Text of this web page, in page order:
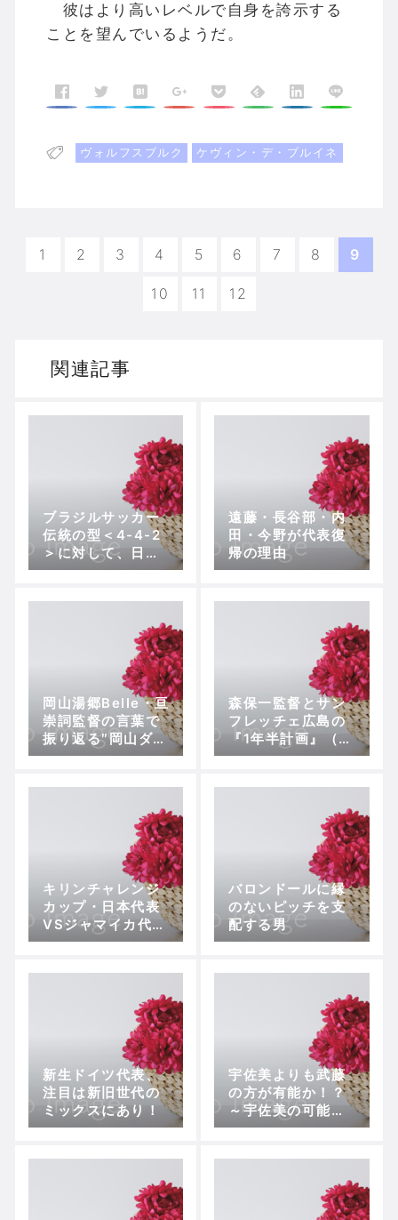
彼はより高いレベルで自身を誇示する
ことを望んでいるようだ。
ヴォルフスブルク ケヴィン・デ・ブルイネ
1 2 3 4 5 6 7 8 9
10 11 12
関連記事
ブラジルサッカー
伝統の型＜4-4-2
＞に対して、日本
は？
遠藤・長谷部・内
田・今野が代表復
帰の理由
岡山湯郷Belle・亘
崇詞監督の言葉で
振り返る″岡山ダー
ビー“【プレナスな
プ2部第8節、岡山
湯郷Belle vs 吉備
国際大学Charme
森保一監督とサン
フレッチェ広島の
『1年半計画』（前
編）
キリンチャレンジ
カップ・日本代表
VSジャマイカ代表
～主軸固まる初勝
バロンドールに縁
のないピッチを支
配する男
新生ドイツ代表、
注目は新旧世代の
ミックスにあり！
宇佐美よりも武藤
の方が有能か！？
～宇佐美の可能性
～